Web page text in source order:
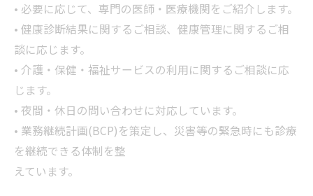
• 必要に応じて、専門の医師・医療機関をご紹介します。
• 健康診断結果に関するご相談、健康管理に関するご相
談に応じます。
• 介護・保健・福祉サービスの利用に関するご相談に応
じます。
• 夜間・休日の問い合わせに対応しています。
• 業務継続計画(BCP)を策定し、災害等の緊急時にも診療
を継続できる体制を整
えています。